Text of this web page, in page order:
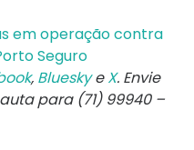
em operação contra
Seguro
, BlueskyeX. Envie
para (71) 99940 –